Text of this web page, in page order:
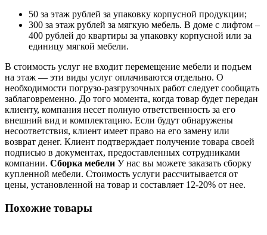
50 за этаж рублей за упаковку корпусной продукции;
300 за этаж рублей за мягкую мебель. В доме с лифтом –
400 рублей до квартиры за упаковку корпусной или за
единицу мягкой мебели.
В стоимость услуг не входит перемещение мебели и подъем
на этаж — эти виды услуг оплачиваются отдельно. О
необходимости погрузо-разгрузочных работ следует сообщать
заблаговременно. До того момента, когда товар будет передан
клиенту, компания несет полную ответственность за его
внешний вид и комплектацию. Если будут обнаружены
несоответствия, клиент имеет право на его замену или
возврат денег. Клиент подтверждает получение товара своей
подписью в документах, предоставленных сотрудниками
компании. Сборка мебели У нас вы можете заказать сборку
купленной мебели. Стоимость услуги рассчитывается от
цены, установленной на товар и составляет 12-20% от нее.
Похожие товары